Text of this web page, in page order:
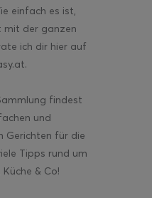
einfach es ist,
mit der ganzen
ich dir hier auf
findest
und
Gerichten für die
Tipps rund um
& Co!